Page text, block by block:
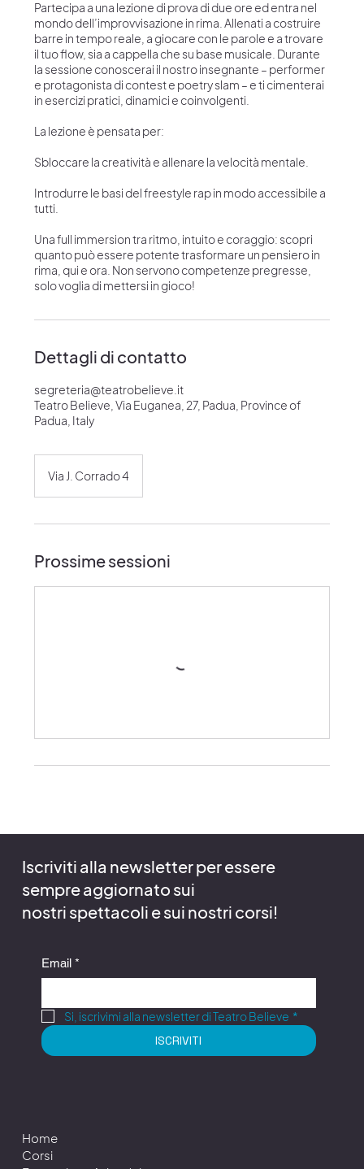
Partecipa a una lezione di prova di due ore ed entra nel
mondo dell’improvvisazione in rima. Allenati a costruire
barre in tempo reale, a giocare con le parole e a trovare
il tuo flow, sia a cappella che su base musicale. Durante
la sessione conoscerai il nostro insegnante – performer
e protagonista di contest e poetry slam – e ti cimenterai
in esercizi pratici, dinamici e coinvolgenti.
La lezione è pensata per:
Sbloccare la creatività e allenare la velocità mentale.
Introdurre le basi del freestyle rap in modo accessibile a
tutti.
Una full immersion tra ritmo, intuito e coraggio: scopri
quanto può essere potente trasformare un pensiero in
rima, qui e ora. Non servono competenze pregresse,
solo voglia di mettersi in gioco!
Dettagli di contatto
segreteria@teatrobelieve.it
Teatro Believe, Via Euganea, 27, Padua, Province of
Padua, Italy
Via J. Corrado 4
Prossime sessioni
Iscriviti alla newsletter per essere
sempre aggiornato sui
nostri spettacoli e sui nostri corsi!
Email *
Si, iscrivimi alla newsletter di Teatro Believe *
ISCRIVITI
Home
Corsi